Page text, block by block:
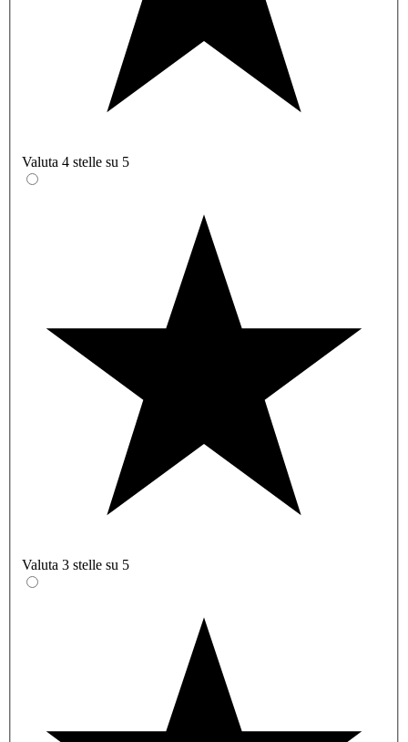
Valuta 4 stelle su 5
Valuta 3 stelle su 5